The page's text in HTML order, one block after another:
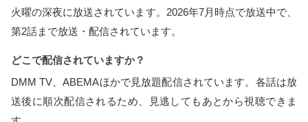
火曜の深夜に放送されています。2026年7月時点で放送中で、
第2話まで放送・配信されています。
どこで配信されていますか？
DMM TV、ABEMAほかで見放題配信されています。各話は放
送後に順次配信されるため、見逃してもあとから視聴できま